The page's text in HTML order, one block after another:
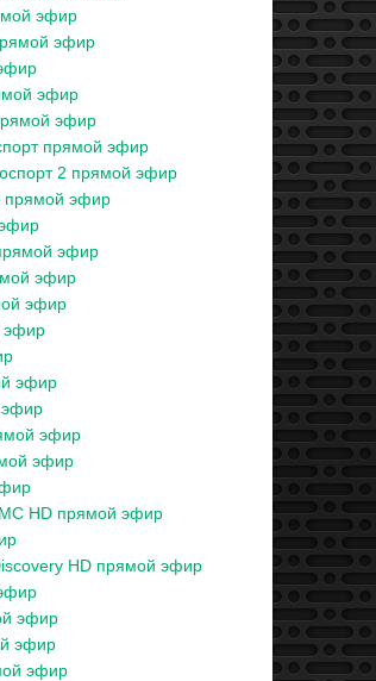
эфир
эфир
эфир
эфир
прямой эфир
2 прямой эфир
прямой эфир
эфир
эфир
эфир
эфир
эфир
эфир
эфир
эфир
HD прямой эфир
HD прямой эфир
эфир
эфир
эфир